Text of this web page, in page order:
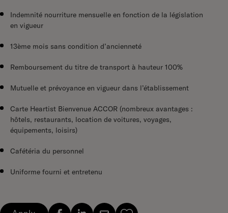
Indemnité nourriture mensuelle en fonction de la législation
en vigueur
13ème mois sans condition d’ancienneté
Remboursement du titre de transport à hauteur 100%
Mutuelle et prévoyance en vigueur dans l’établissement
Carte Heartist Bienvenue ACCOR (nombreux avantages :
hôtels, restaurants, location de voitures, voyages,
équipements, loisirs)
Cafétéria du personnel
Uniforme fourni et entretenu